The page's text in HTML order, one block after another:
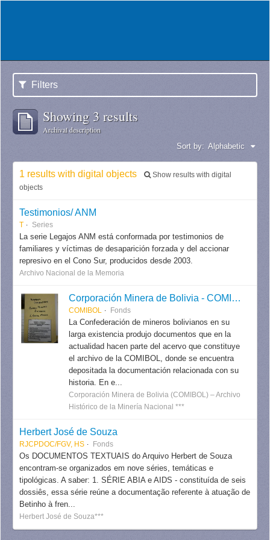
Filters
Showing 3 results
Archival description
Sort by: Alphabetic
1 results with digital objects
Show results with digital
objects
Testimonios/ ANM
T Series
La serie Legajos ANM está conformada por testimonios de
familiares y víctimas de desaparición forzada y del accionar
represivo en el Cono Sur, producidos desde 2003.
Archivo Nacional de la Memoria
Corporación Minera de Bolivia - COMIBOL
COMIBOL Fonds
La Confederación de mineros bolivianos en su
larga existencia produjo documentos que en la
actualidad hacen parte del acervo que constituye
el archivo de la COMIBOL, donde se encuentra
depositada la documentación relacionada con su
historia. En e...
Corporación Minera de Bolivia (COMIBOL) – Archivo
Histórico de la Minería Nacional ***
Herbert José de Souza
RJCPDOC/FGV, HS Fonds
Os DOCUMENTOS TEXTUAIS do Arquivo Herbert de Souza
encontram-se organizados em nove séries, temáticas e
tipológicas. A saber: 1. SÉRIE ABIA e AIDS - constituída de seis
dossiês, essa série reúne a documentação referente à atuação de
Betinho à fren...
Herbert José de Souza***